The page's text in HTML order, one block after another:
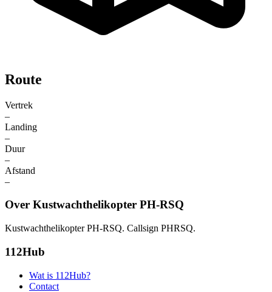
Route
Vertrek
–
Landing
–
Duur
–
Afstand
–
Over Kustwachthelikopter PH-RSQ
Kustwachthelikopter PH-RSQ. Callsign PHRSQ.
112Hub
Wat is 112Hub?
Contact